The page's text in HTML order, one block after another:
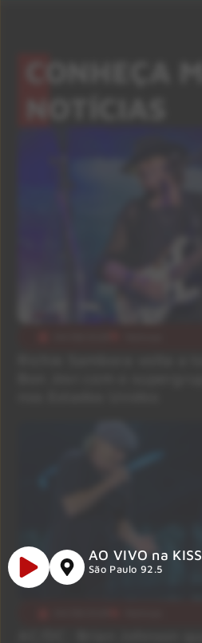
NOTÍCIAS
AO VIVO na KISS
São Paulo 92.5